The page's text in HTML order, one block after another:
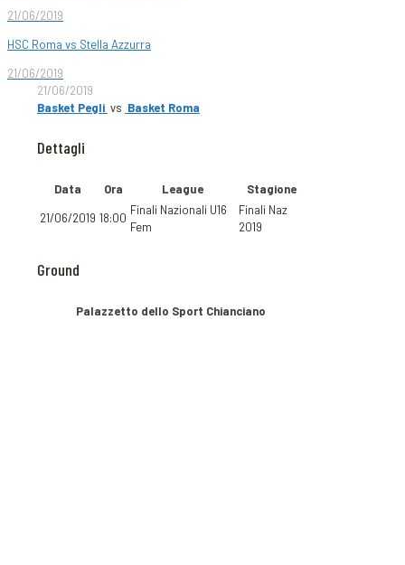
21/06/2019
HSC Roma vs Stella Azzurra
21/06/2019
21/06/2019
Basket Pegli vs Basket Roma
Dettagli
Data Ora League
Stagione
21/06/2019 18:00
Finali Nazionali U16
Fem
Finali Naz
2019
Ground
Palazzetto dello Sport Chianciano